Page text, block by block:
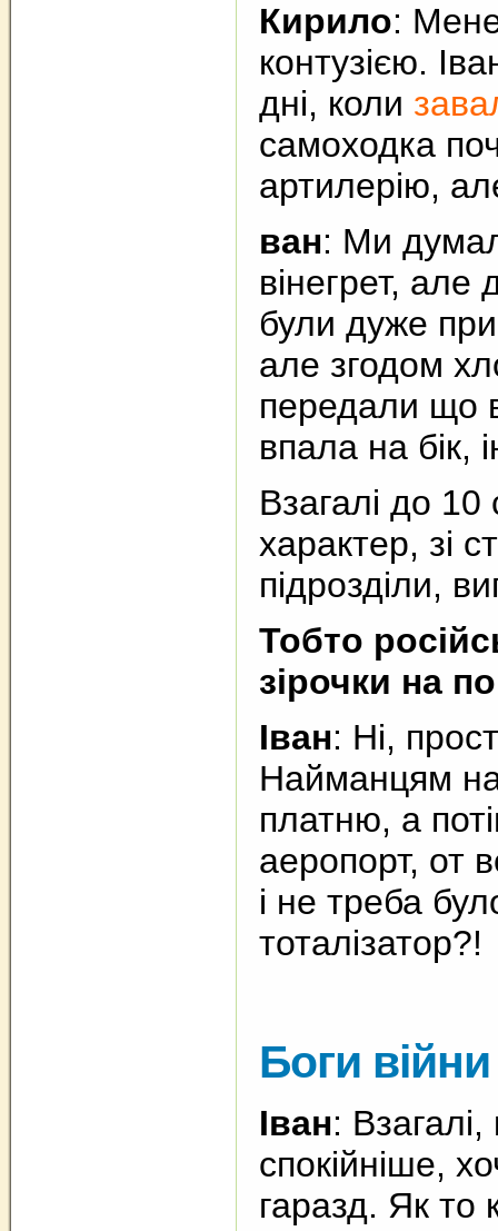
Кирило:
контузією.
дні, коли
самоходка
артилерію,
ван: Ми
вінегрет, але
були дуже
але згодом
передали що
впала на бік,
Взагалі до
характер, зі
підрозділи,
Тобто
зірочки на
Іван: Ні,
Найманцям
платню, а
аеропорт, от
і не треба
тоталізатор?!
Боги війни
Іван:
спокійніше,
гаразд. Як то